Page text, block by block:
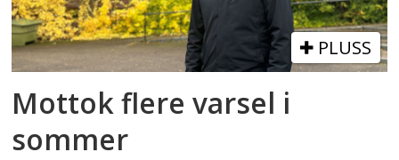
PLUSS
Mottok flere varsel i
sommer